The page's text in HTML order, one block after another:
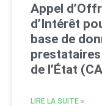
Appel
d’Intérêt
base de
prestataires
de l’État
LIRE LA SUITE »